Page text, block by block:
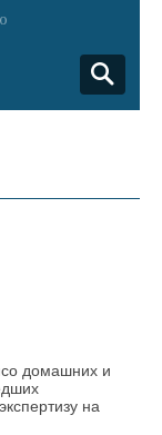
домашних и
на